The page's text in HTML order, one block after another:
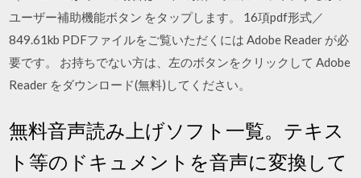
ユーザー補助機能ボタン をタップします。 16項pdf形式／
849.61kb PDFファイルをご覧いただくには Adobe Reader が必
要です。 お持ちでない方は、左のボタンをクリックして Adobe
Reader をダウンロード(無料)してください。
無料音声読み上げソフト一覧。テキス
ト等のドキュメントを音声に変換して